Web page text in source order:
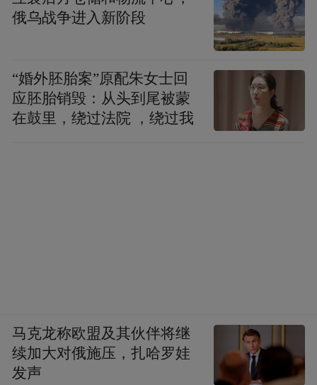
俄乌战争进入新阶段
“婚外胚胎案”原配朱女士回
应胚胎销毁：从头到尾被蒙
在鼓里，绕过法院 ，绕过我
马克龙称欧盟及其伙伴将继
续加大对俄施压，扎哈罗娃
发声